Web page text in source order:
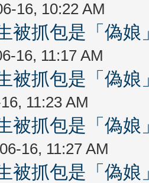
16, 10:22 AM
被抓包是「偽
16, 11:17 AM
被抓包是「偽
11:23 AM
被抓包是「偽
16, 11:27 AM
被抓包是「偽